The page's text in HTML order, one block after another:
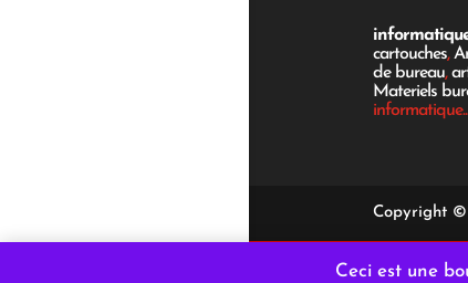
Ceci est une
cartouches,
de bureau,
Materiels
informatique...
Copyright ©